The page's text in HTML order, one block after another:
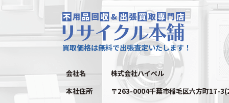
買取価格は無料で出張査定いたします！
会社名
株式会社ハイペル
本社住所
〒263-0004千葉市稲毛区六方町17-